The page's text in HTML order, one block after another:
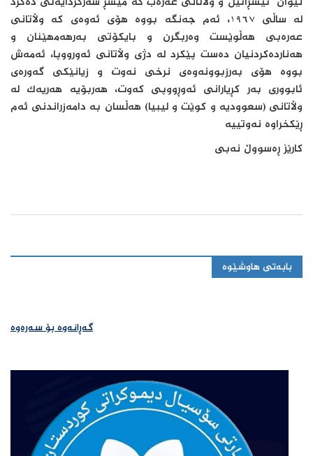
لە ساڵی ١٩٦٧، ئەم جەنگە بووە ھۆی ئەوەی کە وڵاتانی
عەرەبی ھەڵوێست وەربگرن و بایکۆتی بەرھەمھێنان و
ھەناردەکردنیان دەست پێکرد لە دژی وڵاتانی ئەورووپا، ئەمەش
بووە ھۆی بەرزبوونەوەی نرخی نەوت و زیانێکی گەورەی
ئابووری بەر کڕیارانی ئەوڕووپی کەوت، ھەربۆیە ھەریەک لە
وڵاتانی (سعوودیە و کوێت و لیبیا) ھەڵسان بە دامەزراندنی ئەم
ڕێکخراوە نەوتییە
کارێز ڕەسووڵ نەبی
بابەتی هاوشێوە
گەڕانەوە بۆ سەرەوە